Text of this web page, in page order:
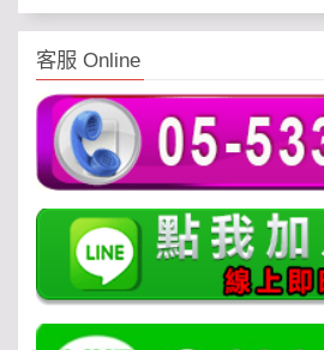
客服 Online